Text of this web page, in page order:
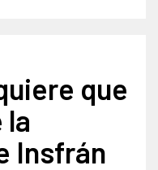
que
la
Insfrán